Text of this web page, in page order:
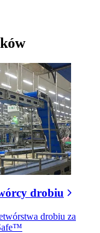
drobiu
drobiu za